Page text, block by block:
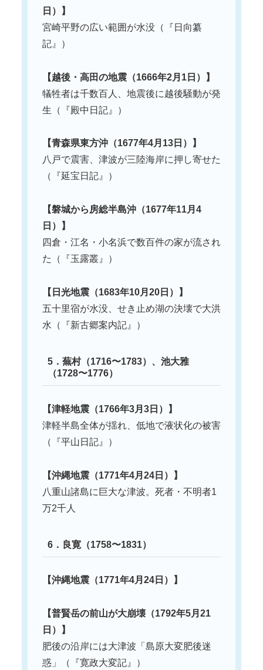
日）】
宮崎平野の広い範囲が水没（『日向纂
記』）
【越後・高田の地震（1666年2月1日）】
犠牲者は千数百人、地震後に越後騒動が発
生（『殿中日記』）
【青森県東方沖（1677年4月13日）】
八戸で震害、津波が三陸海岸に押し寄せた
（『延宝日記』）
【磐城から房総半島沖（1677年11月4
日）】
四倉・江名・小名浜で数百件の家が流され
た（『玉露叢』）
【日光地震（1683年10月20日）】
五十里宿が水没、せき止め湖の決壊で大洪
水（『新古郷案内記』）
5．蕪村（1716〜1783）、池大雅
（1728〜1776）
【津軽地震（1766年3月3日）】
津軽半島全体が揺れ、低地で液状化の被害
（『平山日記』）
【沖縄地震（1771年4月24日）】
八重山諸島に巨大な津波。死者・不明者1
万2千人
6．良寛（1758〜1831）
【沖縄地震（1771年4月24日）】
【普賢岳の前山が大崩壊（1792年5月21
日）】
肥後の沿岸には大津波「島原大変肥後迷
惑」（『寛政大変記』）